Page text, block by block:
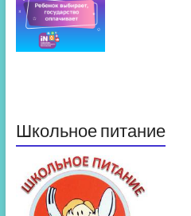
Школьное питание